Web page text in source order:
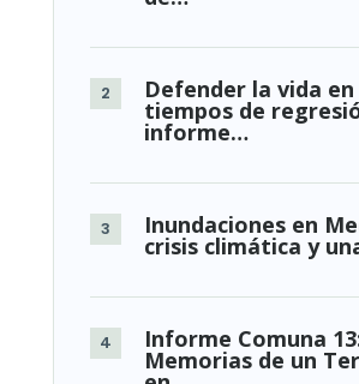
Defender la vida en
tiempos de
informe…
Inundaciones en
crisis climática y
Informe Comuna
Memorias de un